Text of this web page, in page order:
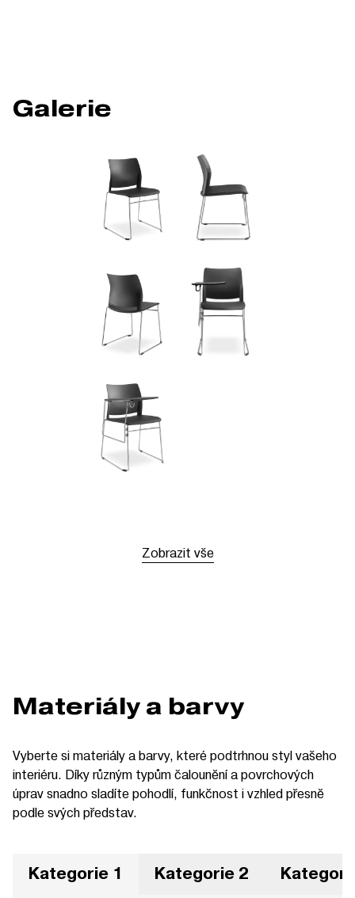
Galerie
Zobrazit vše
Materiály a barvy
Vyberte si materiály a barvy, které podtrhnou styl vašeho
interiéru. Díky různým typům čalounění a povrchových
úprav snadno sladíte pohodlí, funkčnost i vzhled přesně
podle svých představ.
Kategorie 1 Kategorie 2